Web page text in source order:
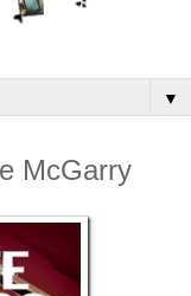
▼
McGarry